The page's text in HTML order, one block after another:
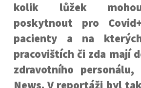
kolik lůžek
poskytnout pro
pacienty a na
pracovištích či zda mají
zdravotního
News. V reportáži byl